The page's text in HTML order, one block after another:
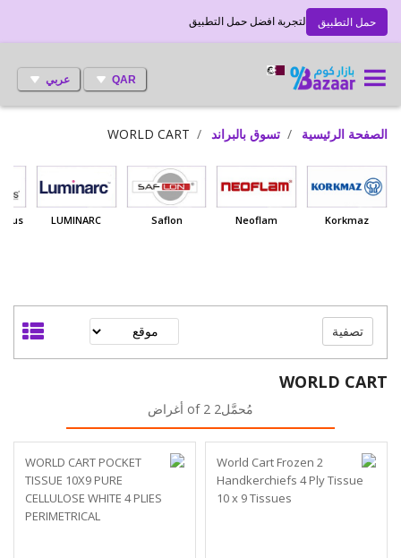
حمل التطبيق لتجربة افضل حمل التطبيق
QAR عربي
الصفحة الرئيسية تسوق بالبراند WORLD CART
Korkmaz
Neoflam
Saflon
LUMINARC
WORLD CART
مُحمَّل2 of 2 أغراض
تصفية